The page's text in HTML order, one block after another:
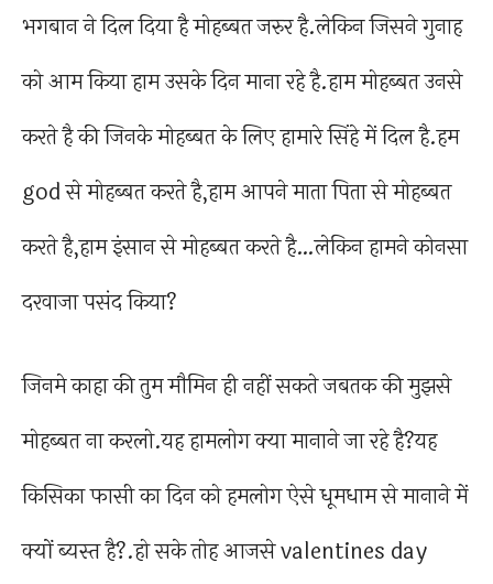
भगबान ने दिल दिया है मोहब्बत जरुर है.लेकिन जिसने गुनाह
को आम किया हाम उसके दिन माना रहे है.हाम मोहब्बत उनसे
करते है की जिनके मोहब्बत के लिए हामारे सिंहे में दिल है.हम
god से मोहब्बत करते है,हाम आपने माता पिता से मोहब्बत
करते है,हाम इंसान से मोहब्बत करते है…लेकिन हामने कोनसा
दरवाजा पसंद किया?
जिनमे काहा की तुम मौमिन ही नहीं सकते जबतक की मुझसे
मोहब्बत ना करलो.यह हामलोग क्या मानाने जा रहे है?यह
किसिका फासी का दिन को हमलोग ऐसे धूमधाम से मानाने में
क्यों ब्यस्त है?.हो सके तोह आजसे valentines day